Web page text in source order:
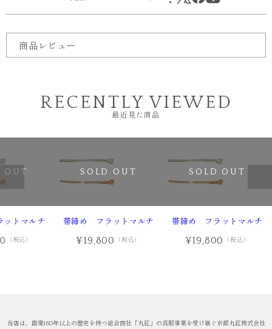
商品レビュー
RECENTLY VIEWED
最近見た商品
OUT
トマルチ
（税込）
SOLD OUT
帯締め フラットマルチ
¥19,800 （税込）
SOLD OUT
帯締め フラットマルチ
¥19,800 （税込）
当店は、創業160年以上の歴史を持つ総合商社「丸紅」の呉服事業を受け継ぐ京都丸紅株式会社